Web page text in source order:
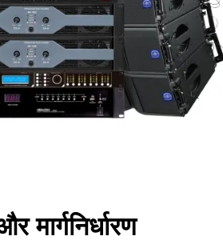
मार्गनिर्धारण